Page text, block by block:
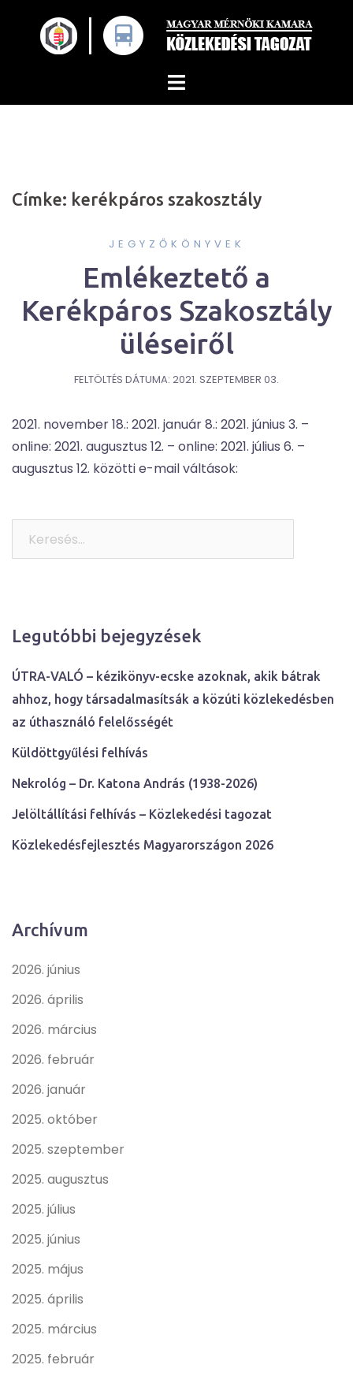
content
Címke: kerékpáros szakosztály
JEGYZŐKÖNYVEK
Emlékeztető a
Kerékpáros Szakosztály
üléseiről
FELTÖLTÉS DÁTUMA: 2021. SZEPTEMBER 03.
2021. november 18.: 2021. január 8.: 2021. június 3. –
online: 2021. augusztus 12. – online: 2021. július 6. –
augusztus 12. közötti e-mail váltások:
Legutóbbi bejegyzések
ÚTRA-VALÓ – kézikönyv-ecske azoknak, akik bátrak
ahhoz, hogy társadalmasítsák a közúti közlekedésben
az úthasználó felelősségét
Küldöttgyűlési felhívás
Nekrológ – Dr. Katona András (1938-2026)
Jelöltállítási felhívás – Közlekedési tagozat
Közlekedésfejlesztés Magyarországon 2026
Archívum
2026. június
2026. április
2026. március
2026. február
2026. január
2025. október
2025. szeptember
2025. augusztus
2025. július
2025. június
2025. május
2025. április
2025. március
2025. február